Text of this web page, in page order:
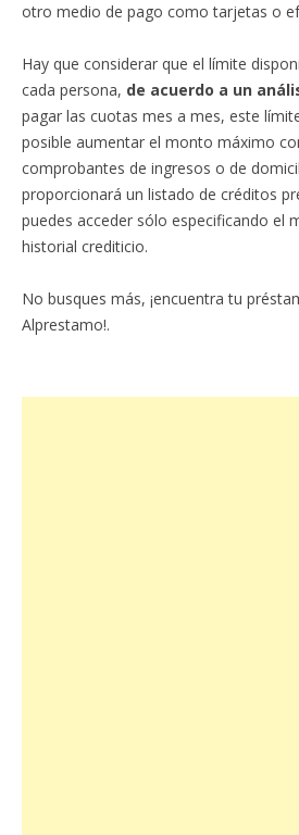
otro medio de pago como tarjetas o
Hay que considerar que el límite
cada persona, de acuerdo a un
pagar las cuotas mes a mes, este
posible aumentar el monto máximo
comprobantes de ingresos o de
proporcionará un listado de créditos
puedes acceder sólo especificando el
historial crediticio.
No busques más, ¡encuentra tu
Alprestamo!.